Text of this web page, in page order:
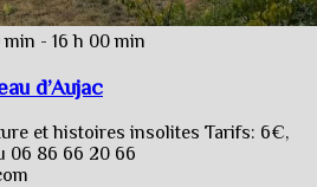
min - 16 h 00 min
d’Aujac
et histoires insolites Tarifs: 6€,
06 86 66 20 66